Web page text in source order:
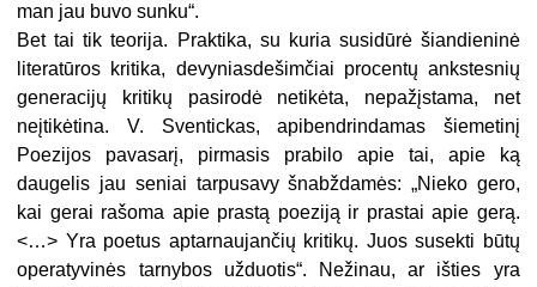
man jau buvo sunku“.
Bet tai tik teorija. Praktika, su kuria susidūrė šiandieninė
literatūros kritika, devyniasdešimčiai procentų ankstesnių
generacijų kritikų pasirodė netikėta, nepažįstama, net
neįtikėtina. V. Sventickas, apibendrindamas šiemetinį
Poezijos pavasarį, pirmasis prabilo apie tai, apie ką
daugelis jau seniai tarpusavy šnabždamės: „Nieko gero,
kai gerai rašoma apie prastą poeziją ir prastai apie gerą.
<…> Yra poetus aptarnaujančių kritikų. Juos susekti būtų
operatyvinės tarnybos užduotis“. Nežinau, ar išties yra